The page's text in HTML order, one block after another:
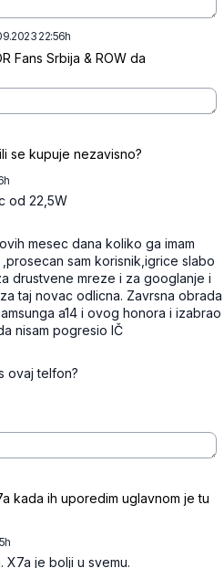
22:56h
Fans Srbija & ROW da
se kupuje nezavisno?
od 22,5W
mesec dana koliko ga imam
sam korisnik,igrice slabo
drustvene mreze i za googlanje i
taj novac odlicna. Zavrsna obrada
a14 i ovog honora i izabrao
nisam pogresio IČ
ovaj telfon?
kada ih uporedim uglavnom je tu
X7a je bolji u svemu.